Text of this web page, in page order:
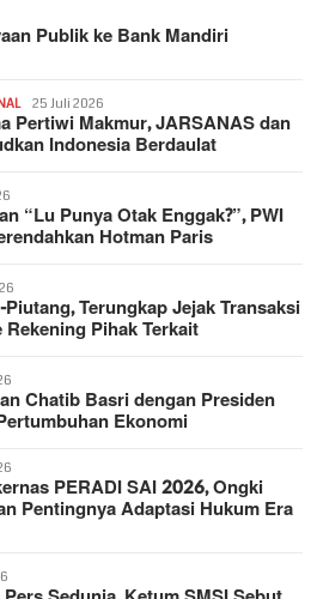
Publik ke Bank Mandiri
25 Juli 2026
Pertiwi Makmur, JARSANAS dan
Indonesia Berdaulat
“Lu Punya Otak Enggak?”, PWI
Hotman Paris
Terungkap Jejak Transaksi
Pihak Terkait
Chatib Basri dengan Presiden
Ekonomi
PERADI SAI 2026, Ongki
Pentingnya Adaptasi Hukum Era